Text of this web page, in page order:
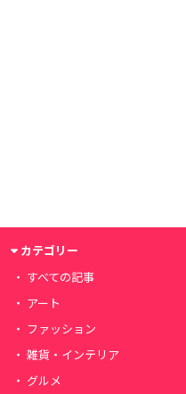
カテゴリー
すべての記事
アート
ファッション
雑貨・インテリア
グルメ